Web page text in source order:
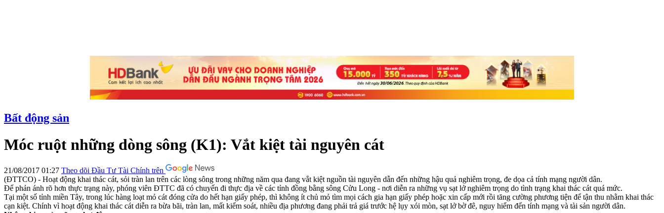
Bất động sản
Móc ruột những dòng sông (K1): Vắt kiệt tài nguyên cát
21/08/2017 01:27 Theo dõi Đầu Tư Tài Chính trên
(ĐTTCO) - Hoạt động khai thác cát, sỏi tràn lan trên các lòng sông trong những năm qua đang vắt kiệt nguồn tài nguyên dẫn đến những hậu quả nghiêm trọng, đe dọa cả tính mạng người dân.
Để phản ánh rõ hơn thực trạng này, phóng viên ĐTTC đã có chuyến đi thực địa về các tỉnh đồng bằng sông Cửu Long - nơi diễn ra những vụ sạt lở nghiêm trọng do tình trạng khai thác cát quá mức.
Tại một số tỉnh miền Tây, trong lúc hàng loạt mỏ cát đóng cửa do hết hạn giấy phép, thì không ít chủ mỏ tìm mọi cách gia hạn giấy phép hoặc xin cấp mới rồi tăng cường phương tiện để tận thu nhằm khai thác
cạn kiệt. Chính vì hoạt động khai thác cát diễn ra bừa bãi, tràn lan, mất kiểm soát, nhiều địa phương đang phải trả giá trước hệ lụy xói mòn, sạt lở bờ đê, nguy hiểm đến tính mạng và tài sản người dân.